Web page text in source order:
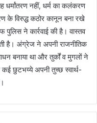
धर्मांतरण नहीं, धर्म का कलंकरण
के विरुद्ध कठोर कानून बना रखे
ने कार्रवाई की है। वास्तव
है। अंग्रेज ने अपनी राजनीतिक
बनाया था और तुर्कों व मुगलों ने
छुटभय्ये अपनी तुच्छ स्वार्थ-